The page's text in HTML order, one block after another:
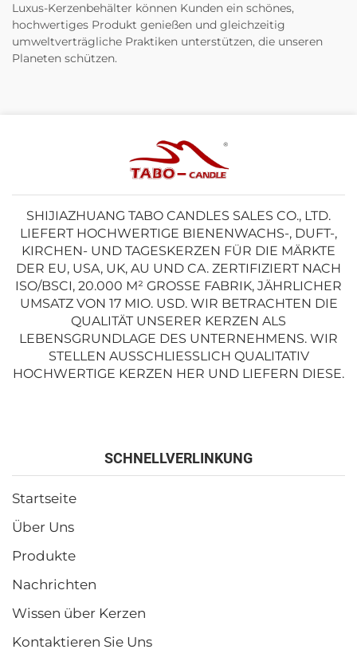
Luxus-Kerzenbehälter können Kunden ein schönes,
hochwertiges Produkt genießen und gleichzeitig
umweltverträgliche Praktiken unterstützen, die unseren
Planeten schützen.
SHIJIAZHUANG TABO CANDLES SALES CO., LTD.
LIEFERT HOCHWERTIGE BIENENWACHS-, DUFT-,
KIRCHEN- UND TAGESKERZEN FÜR DIE MÄRKTE
DER EU, USA, UK, AU UND CA. ZERTIFIZIERT NACH
ISO/BSCI, 20.000 M² GROSSE FABRIK, JÄHRLICHER U
MSATZ VON 17 MIO. USD. WIR BETRACHTEN DIE Q
UALITÄT UNSERER KERZEN ALS L
EBENSGRUNDLAGE DES UNTERNEHMENS. WIR S
TELLEN AUSSCHLIESSLICH QUALITATIV HO
CHWERTIGE KERZEN HER UND LIEFERN DIESE.
SCHNELLVERLINKUNG
Startseite
Über Uns
Produkte
Nachrichten
Wissen über Kerzen
Kontaktieren Sie Uns